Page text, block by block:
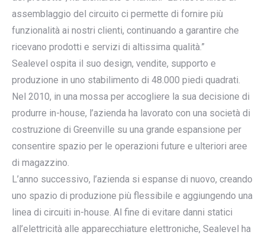
assemblaggio del circuito ci permette di fornire più
funzionalità ai nostri clienti, continuando a garantire che
ricevano prodotti e servizi di altissima qualità.”
Sealevel ospita il suo design, vendite, supporto e
produzione in uno stabilimento di 48.000 piedi quadrati.
Nel 2010, in una mossa per accogliere la sua decisione di
produrre in-house, l’azienda ha lavorato con una società di
costruzione di Greenville su una grande espansione per
consentire spazio per le operazioni future e ulteriori aree
di magazzino.
L’anno successivo, l’azienda si espanse di nuovo, creando
uno spazio di produzione più flessibile e aggiungendo una
linea di circuiti in-house. Al fine di evitare danni statici
all’elettricità alle apparecchiature elettroniche, Sealevel ha